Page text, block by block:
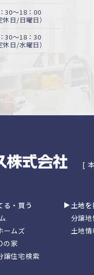
30〜18：00
休日/日曜日）
30〜18：30
休日/水曜日）
[
る・買う
ームズ
の家
譲住宅検索
土地を
分譲地
土地